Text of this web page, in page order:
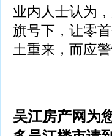
业内人士认为
旗号下，让零
土重来，而应
吴江房产网为